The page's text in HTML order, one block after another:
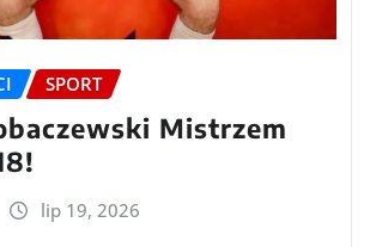
SPORT
Mistrzem
lip 19, 2026